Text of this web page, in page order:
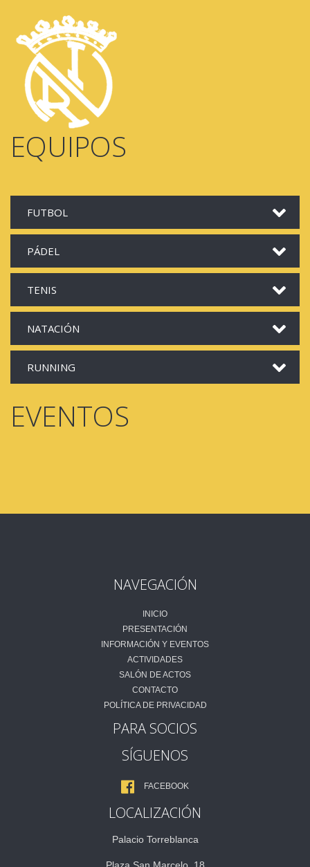
EQUIPOS
FUTBOL
PÁDEL
TENIS
NATACIÓN
RUNNING
EVENTOS
NAVEGACIÓN
INICIO
PRESENTACIÓN
INFORMACIÓN Y EVENTOS
ACTIVIDADES
SALÓN DE ACTOS
CONTACTO
POLÍTICA DE PRIVACIDAD
PARA SOCIOS
SÍGUENOS
FACEBOOK
LOCALIZACIÓN
Palacio Torreblanca